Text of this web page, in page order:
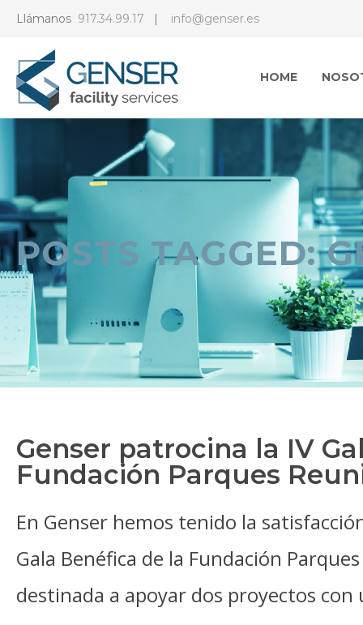
Llámanos 917.34.99.17 | info@genser.es
HOME
POSTS TAGGED:
Genser patrocina la IV
Fundación Parques
En Genser hemos tenido la
Gala Benéfica de la Fundación
destinada a apoyar dos proyectos